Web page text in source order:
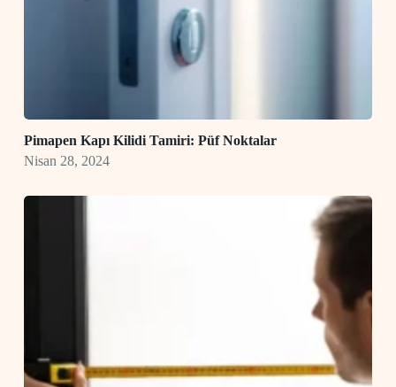
Pimapen Kapı Kilidi Tamiri: Püf Noktalar
Nisan 28, 2024